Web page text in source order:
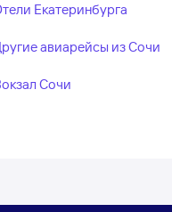
Екатеринбурга
авиарейсы из Сочи
Сочи